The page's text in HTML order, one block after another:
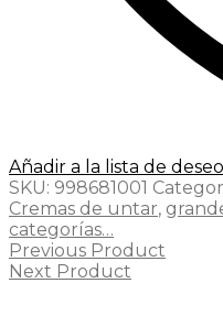
Añadir a la lista de
SKU: 998681001
Cremas de untar,
categorías…
Previous Product
Next Product